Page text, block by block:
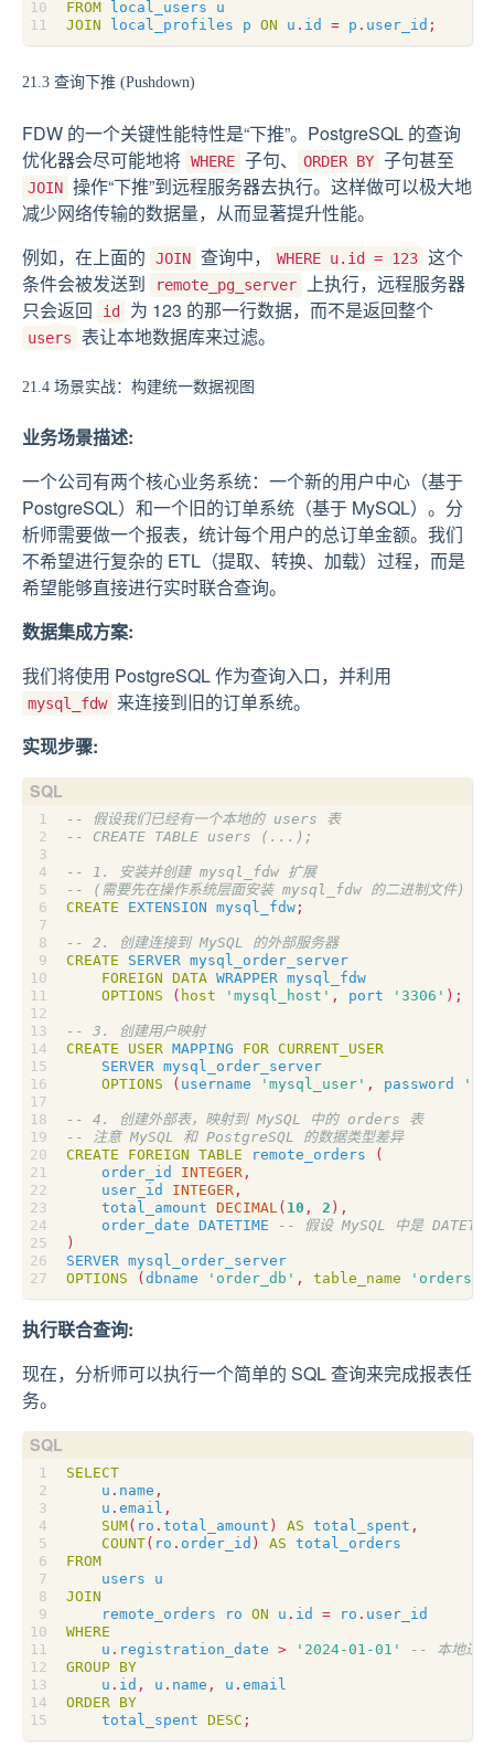
FROM local_users
u
JOIN
local_profiles p ON u . id = p . user_id ;
21.3 查询下推 (Pushdown)
FDW 的一个关键性能特性是“下推”。PostgreSQL 的查询
优化器会尽可能地将 WHERE 子句、 ORDER BY 子句甚至
JOIN 操作“下推”到远程服务器去执行。这样做可以极大地
减少网络传输的数据量，从而显著提升性能。
例如，在上面的
JOIN 查询中， WHERE u.id = 123 这个
条件会被发送到
remote_pg_server
上执行，远程服务器
只会返回
id 为 123 的那一行数据，而不是返回整个
users 表让本地数据库来过滤。
21.4 场景实战：构建统一数据视图
业务场景描述:
一个公司有两个核心业务系统：一个新的用户中心（基于
PostgreSQL）和一个旧的订单系统（基于 MySQL）。分
析师需要做一个报表，统计每个用户的总订单金额。我们
不希望进行复杂的 ETL（提取、转换、加载）过程，而是
希望能够直接进行实时联合查询。
数据集成方案:
我们将使用 PostgreSQL 作为查询入口，并利用
mysql_fdw
来连接到旧的订单系统。
实现步骤:
CREATE
EXTENSION mysql_fdw ;
CREATE
SERVER mysql_order_server
FOREIGN DATA WRAPPER mysql_fdw
OPTIONS
( host 'mysql_host' , port '3306' );
CREATE
USER MAPPING FOR CURRENT_USER
SERVER mysql_order_server
OPTIONS
( username 'mysql_user' , password
CREATE
FOREIGN TABLE remote_orders
(
order_id
INTEGER ,
user_id
INTEGER ,
total_amount DECIMAL( 10 , 2 ),
order_date DATETIME
)
SERVER mysql_order_server
OPTIONS
( dbname 'order_db' , table_name 'orders'
执行联合查询:
现在，分析师可以执行一个简单的 SQL 查询来完成报表任
务。
SELECT
u . name ,
u . email ,
SUM( ro . total_amount ) AS total_spent ,
COUNT( ro . order_id ) AS total_orders
FROM
users
u
JOIN
remote_orders
ro ON u . id = ro . user_id
WHERE
u . registration_date >
'2024-01-01'
GROUP BY
u . id , u . name , u . email
ORDER BY
total_spent DESC ;